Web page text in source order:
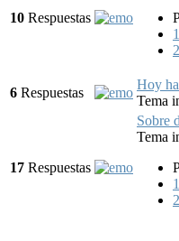
10 Respuestas
1
2
6 Respuestas
Hoy
Tema
17 Respuestas
Sobre
Tema
1
2